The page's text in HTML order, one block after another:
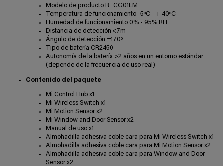
Modelo de producto RTCG01LM
Temperatura de funcionamiento -5ºC - + 40ºC
Humedad de funcionamiento 0% - 95% RH
Distancia de detección <7m
Ángulo de detección =170º
Tipo de batería CR2450
Autonomía de la batería >2 años en un entorno estándar
(depende de la frecuencia de uso real)
Contenido del paquete
Mi Control Hub x1
Mi Wireless Switch x1
Mi Motion Sensor x2
Mi Window and Door Sensor x2
Manual de uso x1
Almohadilla adhesiva doble cara para Mi Wireless Switch x1
Almohadilla adhesiva doble cara para Mi Motion Sensor x2
Almohadilla adhesiva doble cara para Window and Door
Sensor x2